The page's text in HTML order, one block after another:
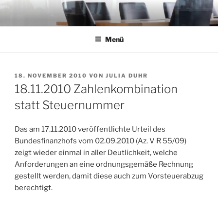
Zum
springen
Menü
VERÖFFENTLICHT
AM
18. NOVEMBER 2010 VON JULIA DUHR
18.11.2010 Zahlenkombination
statt Steuernummer
Das am 17.11.2010 veröffentlichte Urteil des
Bundesfinanzhofs vom 02.09.2010 (Az. V R 55/09)
zeigt wieder einmal in aller Deutlichkeit, welche
Anforderungen an eine ordnungsgemäße Rechnung
gestellt werden, damit diese auch zum Vorsteuerabzug
berechtigt.